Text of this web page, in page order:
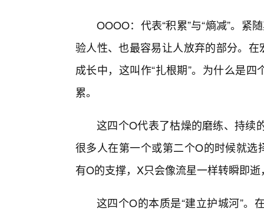
OOOO：代表“积累”与“熵减”。紧
验人性、也最容易让人放弃的部分。
成长中，这叫作“扎根期”。为什么是
累。
这四个O代表了枯燥的磨练、持续
很多人在第一个或第二个O的时候就
有O的支撑，X只会像流星一样转瞬即
这四个O的本质是“建立护城河”。